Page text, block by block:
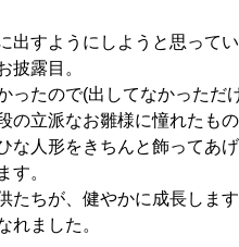
出すようにしようと思ってい
披露目。
ったので(出してなかっただ
の立派なお雛様に憧れたもの
な人形をきちんと飾ってあげ
す。
たちが、健やかに成長します
れました。